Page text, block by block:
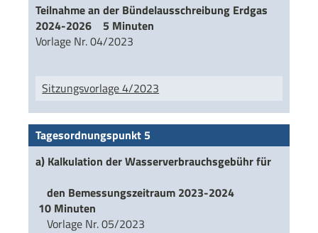
Teilnahme an der Bündelausschreibung Erdgas
2024-2026 5 Minuten
Vorlage Nr. 04/2023
Sitzungsvorlage 4/2023
Tagesordnungspunkt 5
a) Kalkulation der Wasserverbrauchsgebühr für
den Bemessungszeitraum 2023-2024
10 Minuten
Vorlage Nr. 05/2023